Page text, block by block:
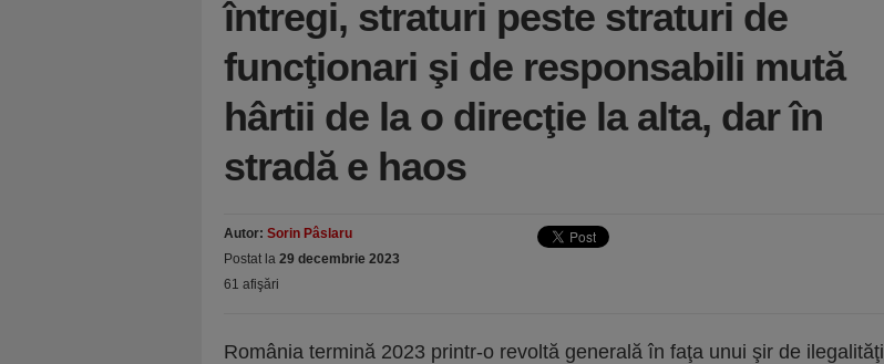
întregi, straturi peste straturi de
funcţionari şi de responsabili mută
hârtii de la o direcţie la alta, dar în
stradă e haos
Autor: Sorin Pâslaru
Postat la 29 decembrie 2023
61 afişări
România termină 2023 printr-o revoltă generală în faţa unui şir de ilegalităţi